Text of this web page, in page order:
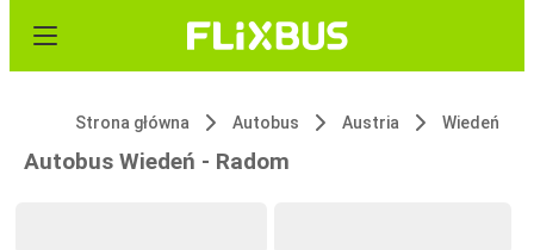
Strona główna Autobus Austria Wiedeń
Autobus Wiedeń - Radom